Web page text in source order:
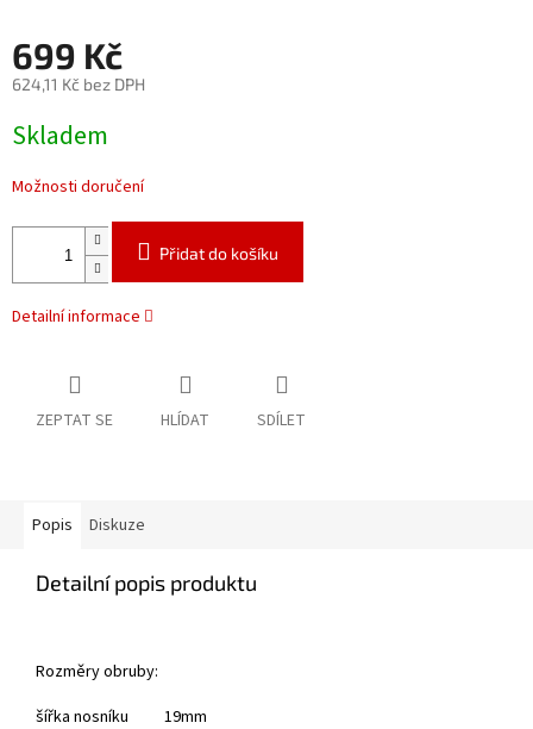
699 Kč
624,11 Kč bez DPH
cena:
Skladem
Možnosti doručení
Přidat do košíku
Detailní informace
ZEPTAT SE HLÍDAT SDÍLET
Popis Diskuze
Detailní popis produktu
Rozměry obruby:
šířka nosníku 19mm